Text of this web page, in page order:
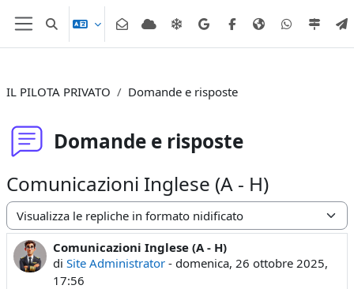
Vai al contenuto principale
Pannello laterale
Attiva/disattiva input di ricerca
IL PILOTA PRIVATO Domande e risposte
Domande e risposte
Comunicazioni Inglese (A - H)
Modalità visualizzazione
Comunicazioni Inglese (A - H)
di Site Administrator- domenica, 26 ottobre 2025,
17:56
Numero di risposte: 0